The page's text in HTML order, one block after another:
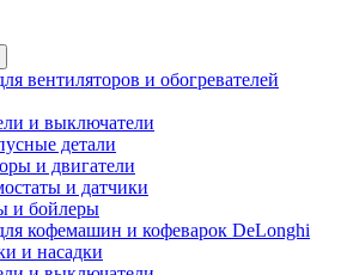
вентиляторов и обогревателей
и выключатели
детали
и двигатели
и датчики
и бойлеры
кофемашин и кофеварок DeLonghi
и насадки